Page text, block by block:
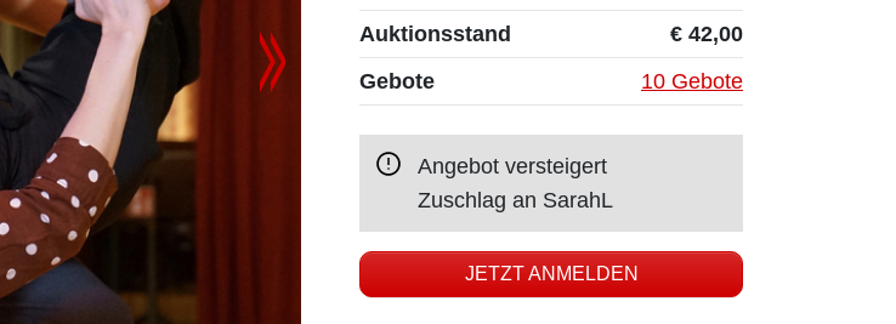
Auktionsstand
€ 42,00
Gebote
10 Gebote
Angebot versteigert
Zuschlag an SarahL
JETZT ANMELDEN